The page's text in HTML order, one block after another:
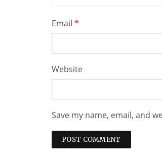
Email *
Website
Save my name, email, and